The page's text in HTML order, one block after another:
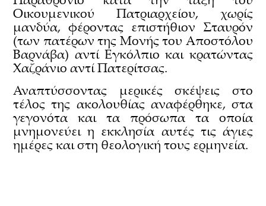
Οικουμενικού Πατριαρχείου, χωρίς
μανδύα, φέροντας επιστήθιον Σταυρόν
(των πατέρων της Μονής του Αποστόλου
Βαρνάβα) αντί Εγκόλπιο και κρατώντας
Χαζράνιο αντί Πατερίτσας.
Αναπτύσσοντας μερικές σκέψεις στο
τέλος της ακολουθίας αναφέρθηκε, στα
γεγονότα και τα πρόσωπα τα οποία
μνημονεύει η εκκλησία αυτές τις άγιες
ημέρες και στη θεολογική τους ερμηνεία.